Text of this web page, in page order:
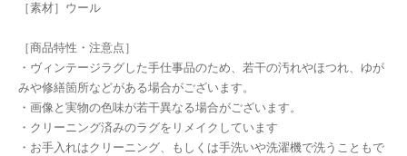
［素材］ウール
［商品特性・注意点］
・ヴィンテージラグした手仕事品のため、若干の汚れやほつれ、ゆが
みや修繕箇所などがある場合がございます。
・画像と実物の色味が若干異なる場合がございます。
・クリーニング済みのラグをリメイクしています
・お手入れはクリーニング、もしくは手洗いや洗濯機で洗うこともで